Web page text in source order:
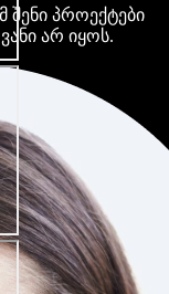
შენი პროექტები
არ იყოს.